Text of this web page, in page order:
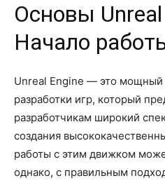
Основы Unreal
Начало
Unreal Engine — это мощный
разработки игр, который
разработчикам широкий
создания
работы с этим движком
однако, с правильным